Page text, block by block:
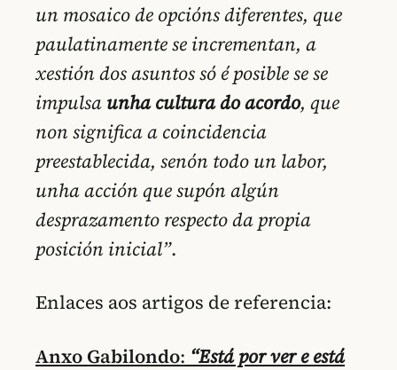
un mosaico de opcións diferentes, que
paulatinamente se incrementan, a
xestión dos asuntos só é posible se se
impulsa unha cultura do acordo, que
non significa a coincidencia
preestablecida, senón todo un labor,
unha acción que supón algún
desprazamento respecto da propia
posición inicial”.
Enlaces aos artigos de referencia:
Anxo Gabilondo: “Está por ver e está